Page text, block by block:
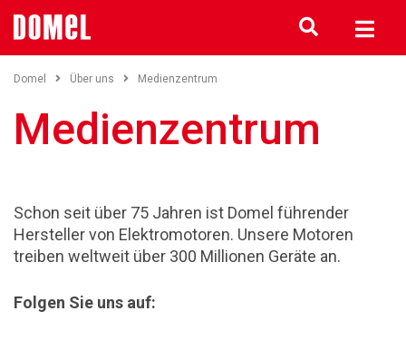
Domel Über uns Medienzentrum
Medienzentrum
Schon seit über 75 Jahren ist Domel führender
Hersteller von Elektromotoren. Unsere Motoren
treiben weltweit über 300 Millionen Geräte an.
Folgen Sie uns auf: